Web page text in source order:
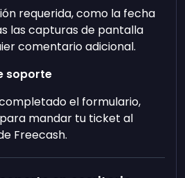
requerida, como la fecha
las capturas de pantalla
comentario adicional.
soporte
el formulario,
mandar tu ticket al
Freecash.